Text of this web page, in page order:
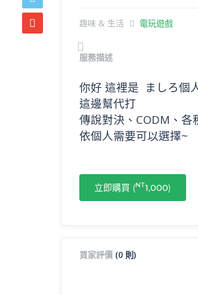
趣味 & 生活 電玩遊戲
Previous
服務描述
你好 這裡是 ましろ個
這邊幫代打
傳說對決、CODM、各
依個人需要可以選擇~
立即購買 (NT1,000)
買家評價 (0 則)